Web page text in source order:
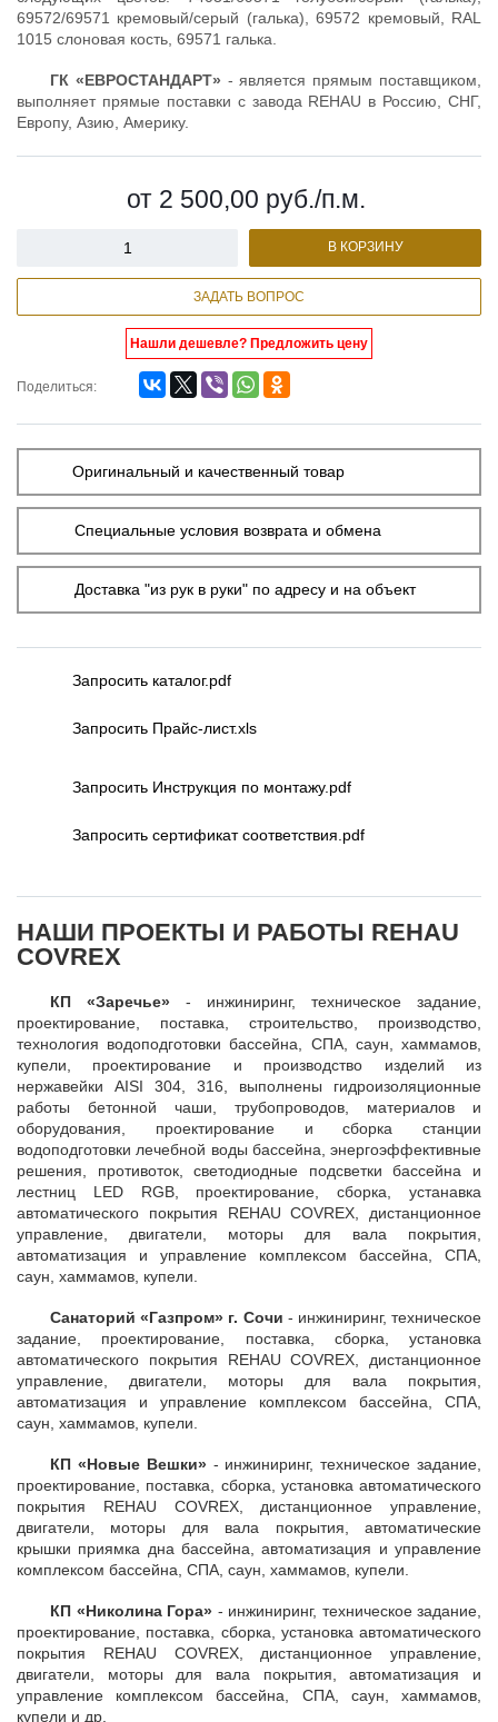
69572/69571 кремовый/серый (галька), 69572 кремовый, RAL
1015 слоновая кость, 69571 галька.
ГК «ЕВРОСТАНДАРТ» - является прямым поставщиком,
выполняет прямые поставки с завода REHAU в Россию, СНГ,
Европу, Азию, Америку.
от 2 500,00 руб./п.м.
В КОРЗИНУ
ЗАДАТЬ ВОПРОС
Нашли дешевле? Предложить цену
Поделиться:
Оригинальный и качественный товар
Специальные условия возврата и обмена
Доставка "из рук в руки" по адресу и на объект
Запросить каталог.pdf
Запросить Прайс-лист.xls
Запросить Инструкция по монтажу.pdf
Запросить сертификат соответствия.pdf
НАШИ ПРОЕКТЫ И РАБОТЫ REHAU
COVREX
КП «Заречье» - инжиниринг, техническое задание,
проектирование, поставка, строительство, производство,
технология водоподготовки бассейна, СПА, саун, хаммамов,
купели, проектирование и производство изделий из
нержавейки AISI 304, 316, выполнены гидроизоляционные
работы бетонной чаши, трубопроводов, материалов и
оборудования, проектирование и сборка станции
водоподготовки лечебной воды бассейна, энергоэффективные
решения, противоток, светодиодные подсветки бассейна и
лестниц LED RGB, проектирование, сборка, устанавка
автоматического покрытия REHAU COVREX, дистанционное
управление, двигатели, моторы для вала покрытия,
автоматизация и управление комплексом бассейна, СПА,
саун, хаммамов, купели.
Санаторий «Газпром» г. Сочи - инжиниринг, техническое
задание, проектирование, поставка, сборка, установка
автоматического покрытия REHAU COVREX, дистанционное
управление, двигатели, моторы для вала покрытия,
автоматизация и управление комплексом бассейна, СПА,
саун, хаммамов, купели.
КП «Новые Вешки»- инжиниринг, техническое задание,
проектирование, поставка, сборка, установка автоматического
покрытия REHAU COVREX, дистанционное управление,
двигатели, моторы для вала покрытия, автоматические
крышки приямка дна бассейна, автоматизация и управление
комплексом бассейна, СПА, саун, хаммамов, купели.
КП «Николина Гора» - инжиниринг, техническое задание,
проектирование, поставка, сборка, установка автоматического
покрытия REHAU COVREX, дистанционное управление,
двигатели, моторы для вала покрытия, автоматизация и
управление комплексом бассейна, СПА, саун, хаммамов,
купели и др.